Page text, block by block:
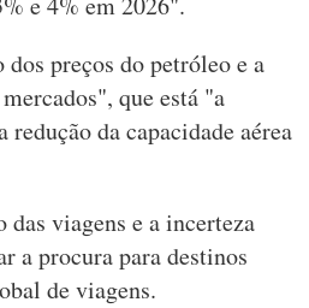
preços do petróleo e a
que está "a
da capacidade aérea
viagens e a incerteza
a procura para destinos
de viagens.